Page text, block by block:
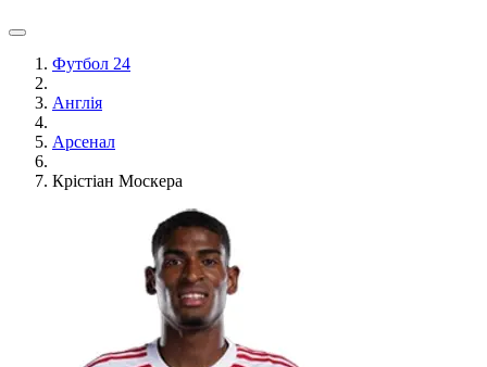
Футбол 24
Англія
Арсенал
Крістіан Москера